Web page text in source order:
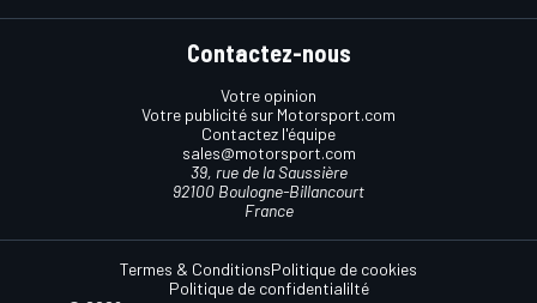
Contactez-nous
Votre opinion
Votre publicité sur Motorsport.com
Contactez l'équipe
sales@motorsport.com
39, rue de la Saussière
92100 Boulogne-Billancourt
France
Termes & ConditionsPolitique de cookies
Politique de confidentialilté